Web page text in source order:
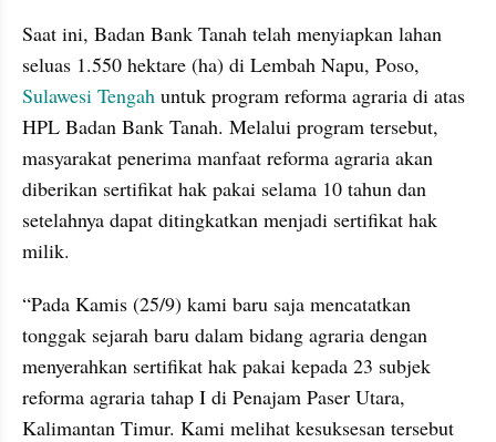
Saat ini, Badan Bank Tanah telah menyiapkan lahan
Sulawesi Tengah untuk program reforma agraria di atas
HPL Badan Bank Tanah. Melalui program tersebut,
masyarakat penerima manfaat reforma agraria akan
diberikan sertifikat hak pakai selama 10 tahun dan
setelahnya dapat ditingkatkan menjadi sertifikat hak
milik.
“Pada Kamis (25/9) kami baru saja mencatatkan
tonggak sejarah baru dalam bidang agraria dengan
menyerahkan sertifikat hak pakai kepada 23 subjek
reforma agraria tahap I di Penajam Paser Utara,
Kalimantan Timur. Kami melihat kesuksesan tersebut